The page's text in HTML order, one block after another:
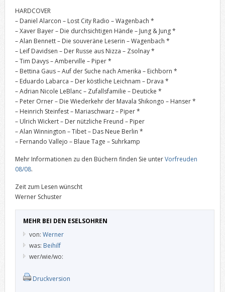
HARDCOVER
– Daniel Alarcon – Lost City Radio – Wagenbach *
– Xaver Bayer – Die durchsichtigen Hände – Jung & Jung *
– Alan Bennett – Die souveräne Leserin – Wagenbach *
– Leif Davidsen – Der Russe aus Nizza – Zsolnay *
– Tim Davys – Amberville – Piper *
– Bettina Gaus – Auf der Suche nach Amerika – Eichborn *
– Eduardo Labarca – Der köstliche Leichnam – Drava *
– Adrian Nicole LeBlanc – Zufallsfamilie – Deuticke *
– Peter Orner – Die Wiederkehr der Mavala Shikongo – Hanser *
– Heinrich Steinfest – Mariaschwarz – Piper *
– Ulrich Wickert – Der nützliche Freund – Piper
– Alan Winnington – Tibet – Das Neue Berlin *
– Fernando Vallejo – Blaue Tage – Suhrkamp
Mehr Informationen zu den Büchern finden Sie unterVorfreuden
08/08.
Zeit zum Lesen wünscht
Werner Schuster
MEHR BEI DEN ESELSOHREN
von: Werner
was: Beihilf
wer/wie/wo:
Druckversion